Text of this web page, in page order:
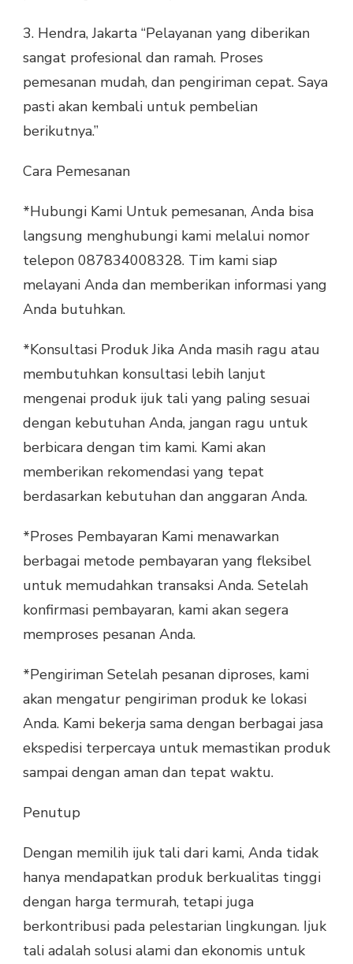
3. Hendra, Jakarta “Pelayanan yang diberikan
sangat profesional dan ramah. Proses
pemesanan mudah, dan pengiriman cepat. Saya
pasti akan kembali untuk pembelian
berikutnya.”
Cara Pemesanan
*Hubungi Kami Untuk pemesanan, Anda bisa
langsung menghubungi kami melalui nomor
telepon 087834008328. Tim kami siap
melayani Anda dan memberikan informasi yang
Anda butuhkan.
*Konsultasi Produk Jika Anda masih ragu atau
membutuhkan konsultasi lebih lanjut
mengenai produk ijuk tali yang paling sesuai
dengan kebutuhan Anda, jangan ragu untuk
berbicara dengan tim kami. Kami akan
memberikan rekomendasi yang tepat
berdasarkan kebutuhan dan anggaran Anda.
*Proses Pembayaran Kami menawarkan
berbagai metode pembayaran yang fleksibel
untuk memudahkan transaksi Anda. Setelah
konfirmasi pembayaran, kami akan segera
memproses pesanan Anda.
*Pengiriman Setelah pesanan diproses, kami
akan mengatur pengiriman produk ke lokasi
Anda. Kami bekerja sama dengan berbagai jasa
ekspedisi terpercaya untuk memastikan produk
sampai dengan aman dan tepat waktu.
Penutup
Dengan memilih ijuk tali dari kami, Anda tidak
hanya mendapatkan produk berkualitas tinggi
dengan harga termurah, tetapi juga
berkontribusi pada pelestarian lingkungan. Ijuk
tali adalah solusi alami dan ekonomis untuk